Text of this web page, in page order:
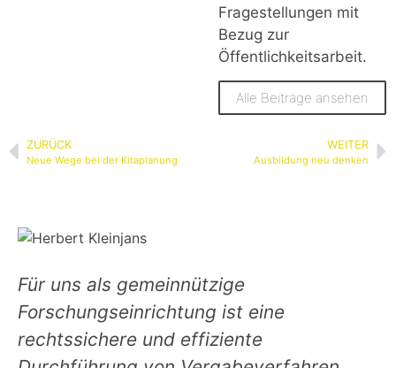
Fragestellungen mit
Bezug zur
Öffentlichkeitsarbeit.
Alle Beiträge ansehen
ZURÜCK
Neue Wege bei der Kitaplanung
WEITER
Ausbildung neu denken
Für uns als gemeinnützige
Forschungseinrichtung ist eine
rechtssichere und effiziente